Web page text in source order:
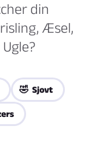
din
Æsel,
🤣 Sjovt